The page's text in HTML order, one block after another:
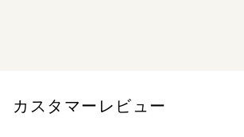
ついて、マイケルは率直に語る。さらに...
カスタマーレビュー